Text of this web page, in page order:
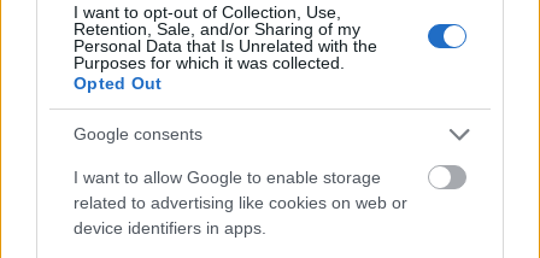
I want to opt-out of Collection, Use,
Retention, Sale, and/or Sharing of my
Personal Data that Is Unrelated with the
Purposes for which it was collected.
Opted Out
Google consents
I want to allow Google to enable storage
related to advertising like cookies on web or
device identifiers in apps.
fotoğrafçılığı görünümü yaratıyor.
Marul yapraklarından yapılan sarmalar, ahşap
tahtanın üzerine çapraz olarak dizilerek, izleyicinin
görsel olarak dinamik bir kompozisyon oluşturuyor.
Her bir sarma, sağlıklı malzemelerin canlı bir
kombinasyonuyla cömertçe doldurulmuştur. İç
malzemeler arasında hafif çıtır dış yüzeyli altın